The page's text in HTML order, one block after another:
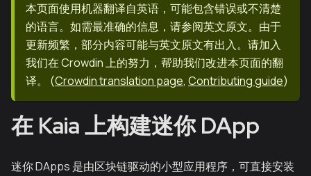
本页面使用机器翻译自英语，可能包含错误或不清楚
的语言。如需最准确的信息，请参阅英文原文。由于
更新频繁，部分内容可能与英文原文有出入。请加入
我们在 Crowdin 上的努力，帮助我们改进本页面的翻
译。
(Crowdin translation page, Contributing guide)
在 Kaia 上构建迷你 DApp
迷你 DApps 是由区块链驱动的小型应用程序，可直接安装